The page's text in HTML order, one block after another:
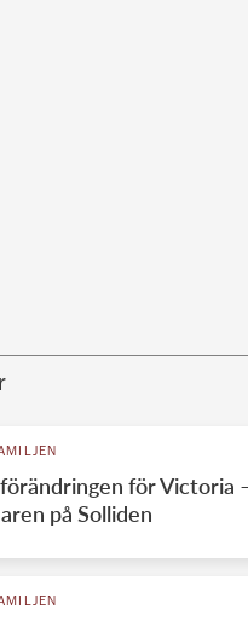
för Victoria
på Solliden